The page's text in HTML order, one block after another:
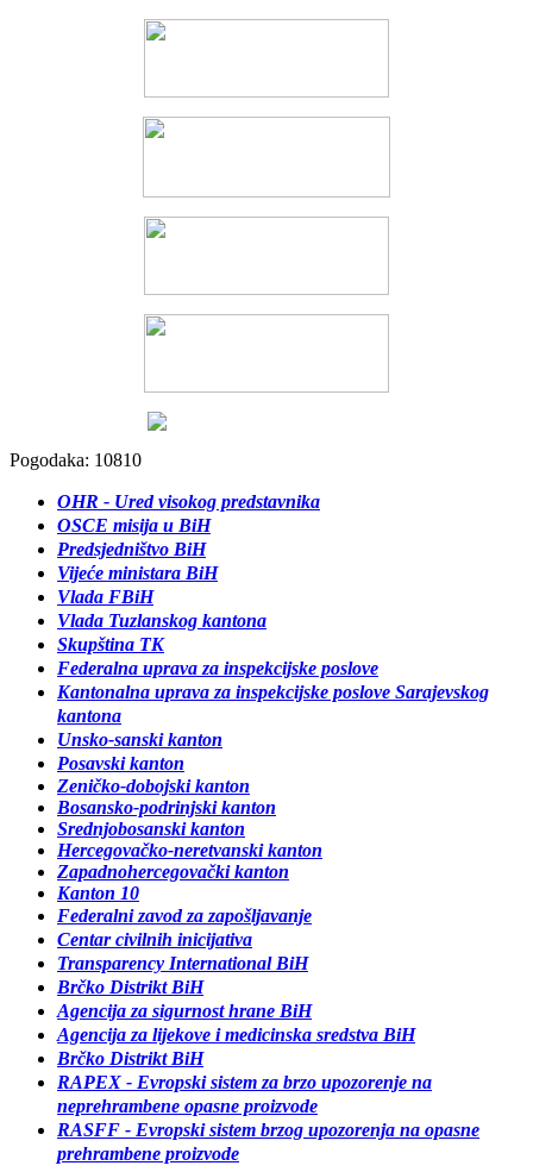
Pogodaka: 10810
OHR - Ured visokog predstavnika
OSCE misija u BiH
Predsjedništvo BiH
Vijeće ministara BiH
Vlada FBiH
Vlada Tuzlanskog kantona
Skupština TK
Federalna uprava za inspekcijske poslove
Kantonalna uprava za inspekcijske poslove Sarajevskog
kantona
Unsko-sanski kanton
Posavski kanton
Zeničko-dobojski kanton
Bosansko-podrinjski kanton
Srednjobosanski kanton
Hercegovačko-neretvanski kanton
Zapadnohercegovački kanton
Kanton 10
Federalni zavod za zapošljavanje
Centar civilnih inicijativa
Transparency International BiH
Brčko Distrikt BiH
Agencija za sigurnost hrane BiH
Agencija za lijekove i medicinska sredstva BiH
Brčko Distrikt BiH
RAPEX - Evropski sistem za brzo upozorenje na
neprehrambene opasne proizvode
RASFF - Evropski sistem brzog upozorenja na opasne
prehrambene proizvode